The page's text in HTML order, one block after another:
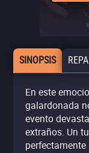
SINOPSIS
En este
galardonada
evento
extraños. Un